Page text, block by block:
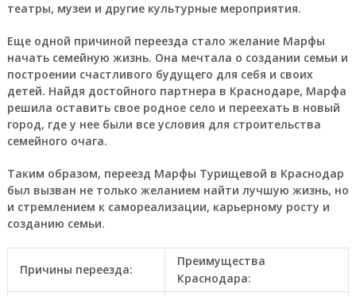
театры, музеи и другие культурные мероприятия.
Еще одной причиной переезда стало желание Марфы
начать семейную жизнь. Она мечтала о создании семьи и
построении счастливого будущего для себя и своих
детей. Найдя достойного партнера в Краснодаре, Марфа
решила оставить свое родное село и переехать в новый
город, где у нее были все условия для строительства
семейного очага.
Таким образом, переезд Марфы Турищевой в Краснодар
был вызван не только желанием найти лучшую жизнь, но
и стремлением к самореализации, карьерному росту и
созданию семьи.
Причины переезда:
Преимущества
Краснодара: